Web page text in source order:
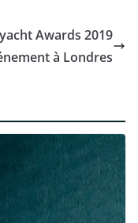
Awards 2019
à Londres